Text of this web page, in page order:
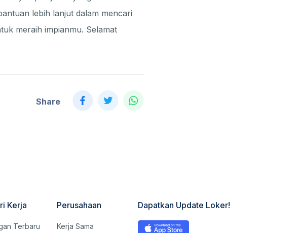
lebih lanjut dalam mencari
meraih impianmu. Selamat
Share
Kerja
Terbaru
Perusahaan
Kerja Sama
Dapatkan Update Loker!